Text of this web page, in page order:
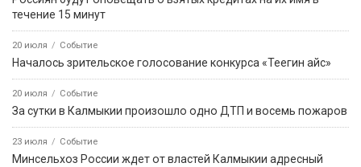
течение 15 минут
20 июля Событие
Началось зрительское голосование конкурса «Теегин айс»
20 июля Событие
За сутки в Калмыкии произошло одно ДТП и восемь пожаров
23 июля Событие
Минсельхоз России ждет от властей Калмыкии адресный